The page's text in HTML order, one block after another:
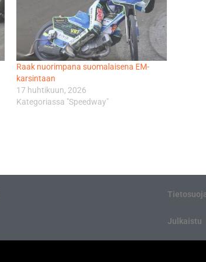
Raak nuorimpana suomalaisena EM-
karsintaan
17 huhtikuun, 2026
Kategoriassa "Speedway"
Julkaistu